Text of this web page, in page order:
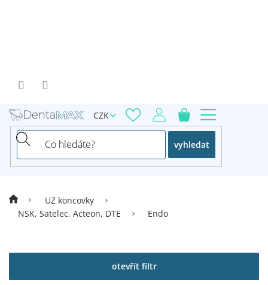
vyhledat
CZK
UZ koncovky
NSK, Satelec, Acteon, DTE
Endo
otevřít filtr
ý
i